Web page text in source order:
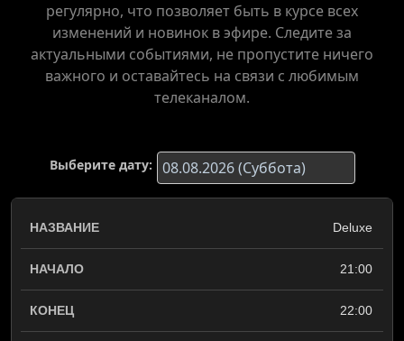
регулярно, что позволяет быть в курсе всех
изменений и новинок в эфире. Следите за
актуальными событиями, не пропустите ничего
важного и оставайтесь на связи с любимым
телеканалом.
Выберите дату:
Deluxe
21:00
22:00